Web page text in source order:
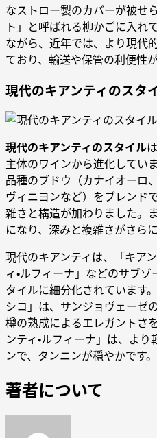
なストロー製のカバーが被せ
ト」と呼ばれる柳かごに入れ
ながら、近年では、より現代
ており、輸送や保管の利便性
現代のキアンティのスタ
現代のキアンティのスタイル
主体のワインから進化してい
品種のブドウ（カナイオーロ
ヴィニヨンなど）をブレンド
雑さと構造が加わりました。
になり、深みと複雑さがさら
現代のキアンティは、「キア
ィ・ルフィーナ」などのサブ
タイルに細分化されています
シコ」は、サンジョヴェーゼ
樽の熟成によるエレガントさ
ンティ・ルフィーナ」は、よ
ンで、タンニンが穏やかです。
著者について